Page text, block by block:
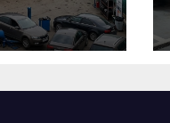
и